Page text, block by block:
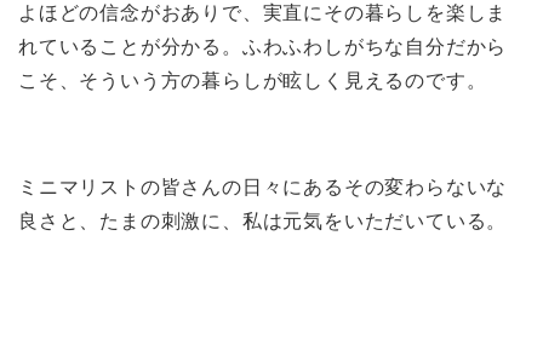
よほどの信念がおありで、実直にその暮らしを楽しま
れていることが分かる。ふわふわしがちな自分だから
こそ、そういう方の暮らしが眩しく見えるのです。
ミニマリストの皆さんの日々にあるその変わらないな
良さと、たまの刺激に、私は元気をいただいている。